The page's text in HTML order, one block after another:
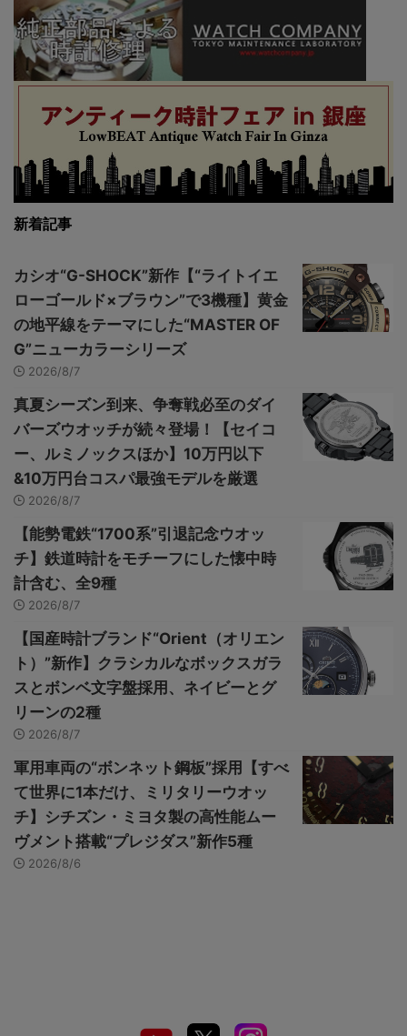
新着記事
カシオ“G-SHOCK”新作【“ライトイエ
ローゴールド×ブラウン”で3機種】黄金
の地平線をテーマにした“MASTER OF
G”ニューカラーシリーズ
2026/8/7
真夏シーズン到来、争奪戦必至のダイ
バーズウオッチが続々登場！【セイコ
ー、ルミノックスほか】10万円以下
&10万円台コスパ最強モデルを厳選
2026/8/7
【能勢電鉄“1700系”引退記念ウオッ
チ】鉄道時計をモチーフにした懐中時
計含む、全9種
2026/8/7
【国産時計ブランド“Orient（オリエン
ト）”新作】クラシカルなボックスガラ
スとボンベ文字盤採用、ネイビーとグ
リーンの2種
2026/8/7
軍用車両の“ボンネット鋼板”採用【すべ
て世界に1本だけ、ミリタリーウオッ
チ】シチズン・ミヨタ製の高性能ムー
ヴメント搭載“プレジダス”新作5種
2026/8/6